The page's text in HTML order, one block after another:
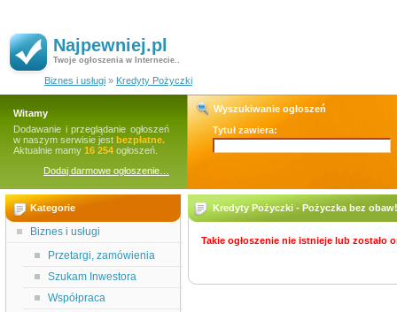
Najpewniej.pl
Twoje ogłoszenia w Internecie..
Biznes i usługi » Kredyty Pożyczki
Witamy
Dodawanie i przeglądanie ogłoszeń
w naszym serwisie jest bezpłatne.
Aktualnie mamy 16 254 ogłoszeń.
Dodaj darmowe ogłoszenie…
Wyszukiwanie ogłoszeń
Tytuł zawiera:
Kategorie
Biznes i usługi
Przetargi, zamówienia
Szukam Inwestora
Współpraca
Kredyty Pożyczki - Pożyczka bez
Takie ogłoszenie nie istnieje lub zostało